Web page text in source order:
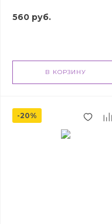
560 руб.
В КОРЗИНУ
-20%